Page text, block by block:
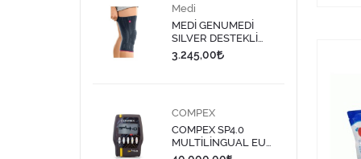
Medi
MEDİ GENUMEDİ
SILVER DESTEKLİ
DİZLİK 613 - 9
3.245,00
COMPEX
COMPEX SP4.0
MULTİLİNGUAL EU
PLUG TENS CİHAZI